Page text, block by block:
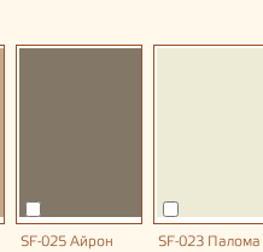
SF-025 Айрон SF-023 Палома